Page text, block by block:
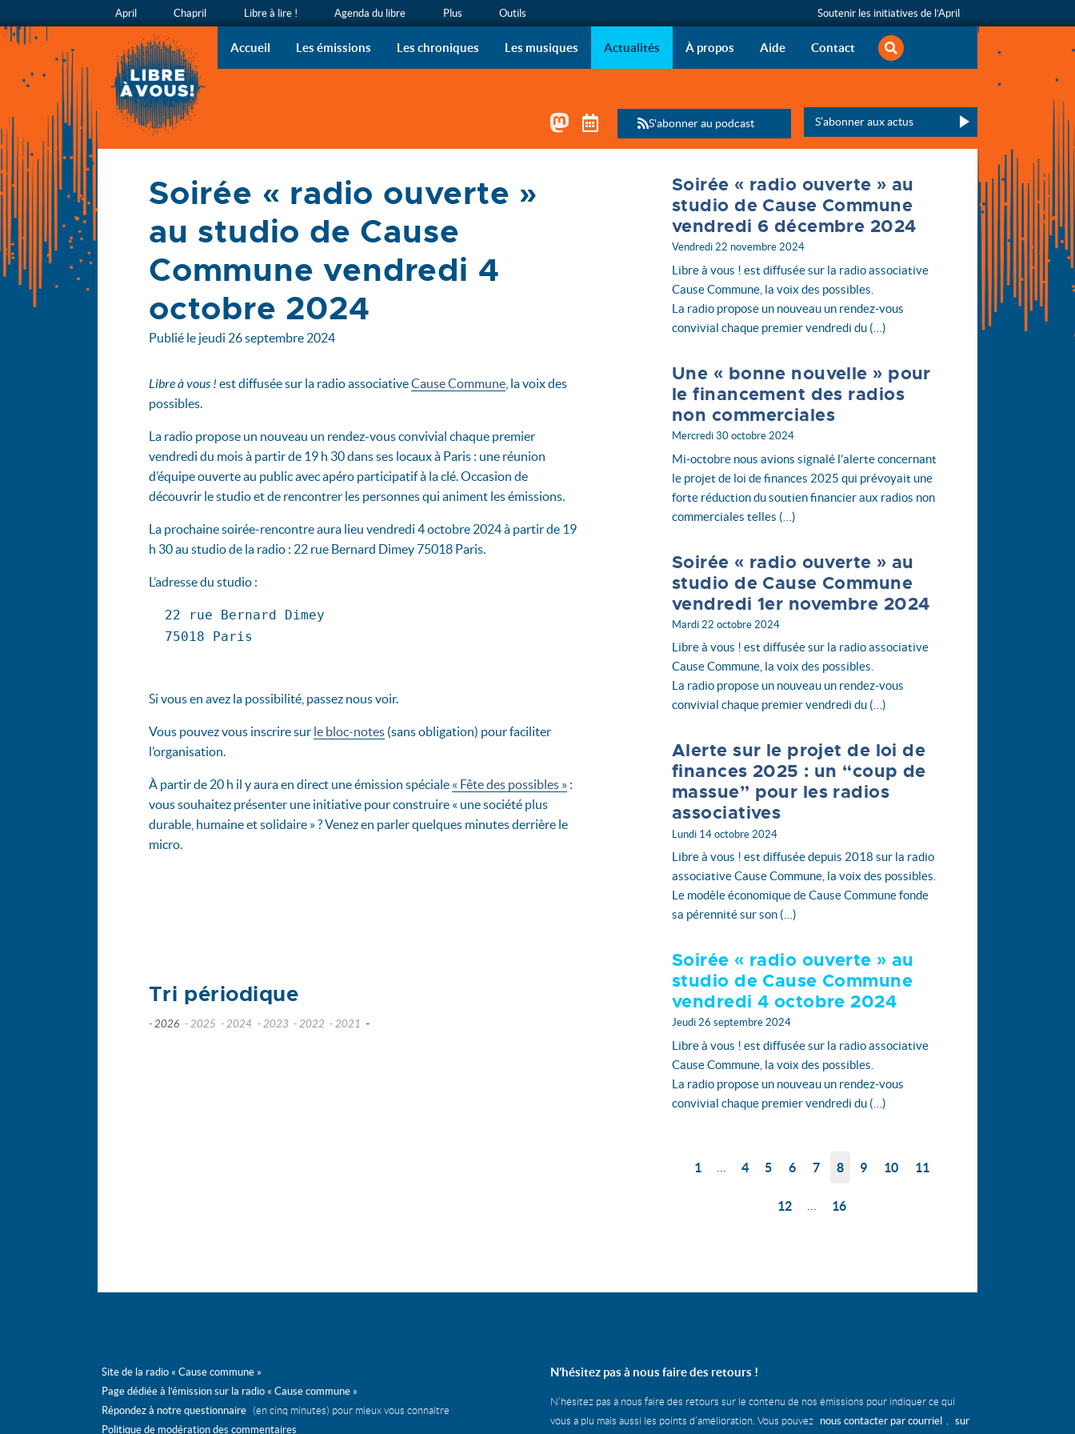
Libre à vous !
L’émission de radio de l’April sur vos libertés informatiques
Accueil Les émissions Les chroniques Les musiques Actualités À propos Aide Contact
rechercher
S’abonner aux actus
Mastodon
Télécharger le calendrier des émissions de la saison en cours
S'abonner au podcast
Actualités
Soirée « radio ouverte » au studio de Cause Commune (…)
Soirée « radio ouverte »
au studio de Cause
Commune vendredi 4
octobre 2024
Publié le jeudi 26 septembre 2024
Libre à vous ! est diffusée sur la radio associativeCause Commune, la voix des
possibles.
La radio propose un nouveau un rendez-vous convivial chaque premier
vendredi du mois à partir de 19 h 30 dans ses locaux à Paris : une réunion
d’équipe ouverte au public avec apéro participatif à la clé. Occasion de
découvrir le studio et de rencontrer les personnes qui animent les émissions.
La prochaine soirée-rencontre aura lieu vendredi 4 octobre 2024 à partir de 19
h 30 au studio de la radio : 22 rue Bernard Dimey 75018 Paris.
L’adresse du studio :
Si vous en avez la possibilité, passez nous voir.
Vous pouvez vous inscrire sur le bloc-notes(sans obligation) pour faciliter
l’organisation.
À partir de 20 h il y aura en direct une émission spéciale « Fête des possibles »:
vous souhaitez présenter une initiative pour construire « une société plus
durable, humaine et solidaire » ? Venez en parler quelques minutes derrière le
micro.
Tri périodique
- 2026 - 2025 - 2024 - 2023 - 2022 - 2021 -
Soirée « radio ouverte » au
studio de Cause Commune
vendredi 6 décembre 2024
Vendredi 22 novembre 2024
Libre à vous ! est diffusée sur la radio associative
Cause Commune, la voix des possibles.
La radio propose un nouveau un rendez-vous
convivial chaque premier vendredi du (…)
Une « bonne nouvelle » pour
le financement des radios
non commerciales
Mercredi 30 octobre 2024
Mi-octobre nous avions signalé l’alerte concernant
le projet de loi de finances 2025 qui prévoyait une
forte réduction du soutien financier aux radios non
commerciales telles (…)
Soirée « radio ouverte » au
studio de Cause Commune
vendredi 1er novembre 2024
Mardi 22 octobre 2024
Libre à vous ! est diffusée sur la radio associative
Cause Commune, la voix des possibles.
La radio propose un nouveau un rendez-vous
convivial chaque premier vendredi du (…)
Alerte sur le projet de loi de
finances 2025 : un “coup de
massue” pour les radios
associatives
Lundi 14 octobre 2024
Libre à vous ! est diffusée depuis 2018 sur la radio
associative Cause Commune, la voix des possibles.
Le modèle économique de Cause Commune fonde
sa pérennité sur son (…)
Soirée « radio ouverte » au
studio de Cause Commune
vendredi 4 octobre 2024
Jeudi 26 septembre 2024
Libre à vous ! est diffusée sur la radio associative
Cause Commune, la voix des possibles.
La radio propose un nouveau un rendez-vous
convivial chaque premier vendredi du (…)
1 4 5 6 7 8 9 10 11
12 16
Site de la radio « Cause commune »
Page dédiée à l’émission sur la radio « Cause commune »
Répondez à notre questionnaire
(en cinq minutes) pour mieux vous connaître
Politique de modération des commentaires
N’hésitez pas à nous faire des retours !
N’hésitez pas à nous faire des retours sur le contenu de nos émissions pour indiquer ce qui
vous a plu mais aussi les points d’amélioration. Vous pouvez
nous contacter par courriel , sur
April Chapril Libre à lire ! Agenda du libre Plus Outils Soutenir les initiatives de l’April